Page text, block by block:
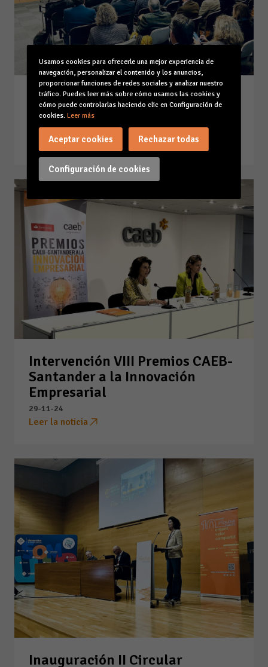
Intervención Patronato
Fundación IMPULSA Balears
09-12-24
Leer la noticia
Intervención VIII Premios CAEB-
Santander a la Innovación
Empresarial
29-11-24
Leer la noticia
Inauguración II Circular
Usamos cookies para ofrecerle una mejor experiencia de
navegación, personalizar el contenido y los anuncios,
proporcionar funciones de redes sociales y analizar nuestro
tráfico. Puedes leer más sobre cómo usamos las cookies y
cómo puede controlarlas haciendo clic en Configuración de
cookies. Leer más
Configuración de cookies
Aceptar cookies Rechazar todas